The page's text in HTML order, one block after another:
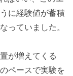
に経験値が蓄積
っていました。
が増えてくる
ペースで実験を